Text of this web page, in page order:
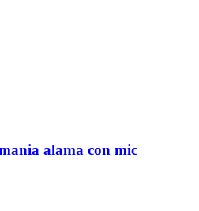
alama con mic